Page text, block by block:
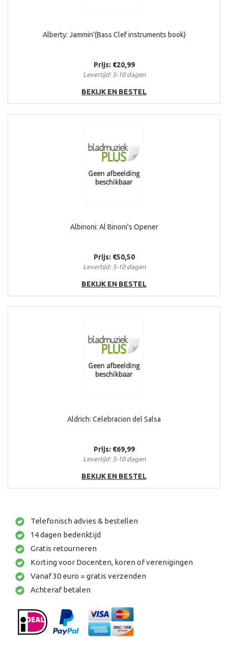
Alberty: Jammin'(Bass Clef instruments book)
Prijs: €20,99
Levertijd: 5-10 dagen
BEKIJK EN BESTEL
Albinoni: Al Binoni's Opener
Prijs: €50,50
Levertijd: 5-10 dagen
BEKIJK EN BESTEL
Aldrich: Celebracion del Salsa
Prijs: €69,99
Levertijd: 5-10 dagen
BEKIJK EN BESTEL
Telefonisch advies & bestellen
14 dagen bedenktijd
Gratis retourneren
Korting voor Docenten, koren of verenigingen
Vanaf 30 euro = gratis verzenden
Achteraf betalen